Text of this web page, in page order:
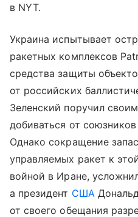
в NYT.
Украина испытывает
ракетных комплексов
средства защиты
от российских
Зеленский поручил
добиваться от
Однако сокращение
управляемых ракет к
войной в Иране,
а президент США
от своего обещания